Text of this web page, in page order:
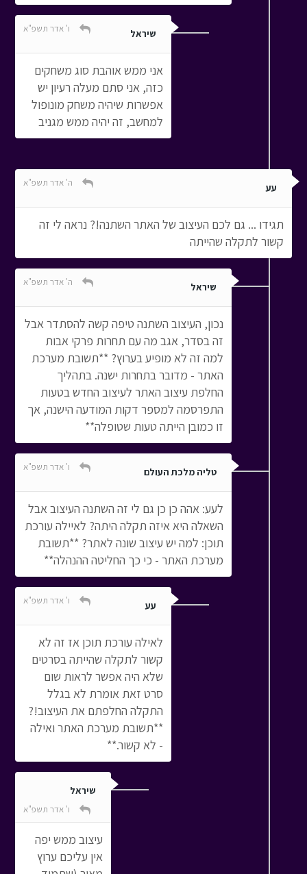
שיראל ו' אדר תשפ"א
אני ממש אוהבת סוג משחקים
כזה, אני סתם מעלה רעיון יש
אפשרות שיהיה משחק מונופול
למחשב, זה יהיה ממש מגניב
עע ה' אדר תשפ"א
תגידו ... גם לכם העיצוב של האתר השתנה!? נראה לי זה
קשור לתקלה שהייתה
שיראל ה' אדר תשפ"א
נכון, העיצוב השתנה טיפה קשה להסתדר אבל
זה בסדר, אגב מה עם תחרות פרקי אבות
למה זה לא מופיע בערוץ? **תשובת מערכת
האתר - מדובר בתחרות ישנה. בתהליך
החלפת עיצוב האתר לעיצוב החדש בטעות
התפרסמה למספר דקות המודעה הישנה, אך
זו כמובן הייתה טעות שטופלה**
טליה מלכת העולם ו' אדר תשפ"א
לעע: אהה כן כן גם לי זה השתנה העיצוב אבל
השאלה היא איזה תקלה היתה? לאיילה עורכת
תוכן: למה יש עיצוב שונה לאתר? **תשובת
מערכת האתר - כי כך החליטה ההנהלה**
עע ו' אדר תשפ"א
לאילה עורכת תוכן אז זה לא
קשור לתקלה שהייתה בסרטים
שלא היה אפשר לראות שום
סרט זאת אומרת לא בגלל
התקלה החלפתם את העיצוב!?
**תשובת מערכת האתר ואילה
- לא קשור.**
שיראל
ו' אדר תשפ"א
עיצוב ממש יפה
אין עליכם ערוץ